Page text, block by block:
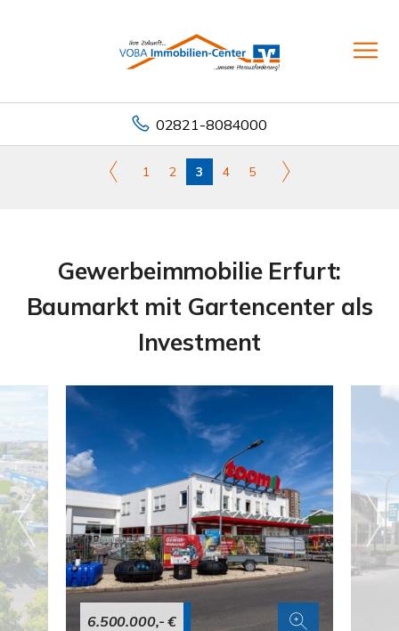
02821-8084000
1 2 3 4 5
Gewerbeimmobilie Erfurt:
Baumarkt mit Gartencenter als
Investment
6.500.000,- €